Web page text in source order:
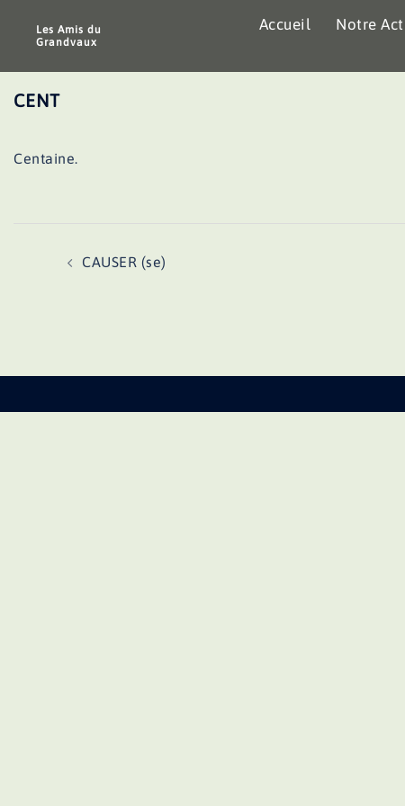
Les Amis du
Grandvaux
Accueil Notre
CENT
Centaine.
CAUSER (se)